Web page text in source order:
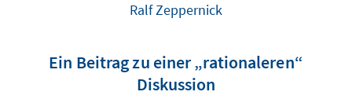
Ralf Zeppernick
Ein Beitrag zu einer „rationaleren“
Diskussion